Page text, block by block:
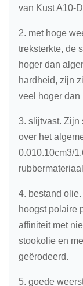
van Kust A10-
2. met hoge
treksterkte, de
hoger dan
hardheid, zijn
veel hoger dan
3. slijtvast. Zijn
over het
0.010.10cm3/
4. bestand
hoogst polaire
affiniteit met
stookolie en
geërodeerd.
5. goede